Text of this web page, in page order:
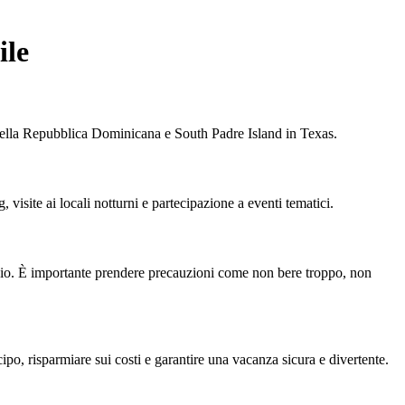
Repubblica Dominicana e South Padre Island in Texas.
visite ai locali notturni e partecipazione a eventi tematici.
È importante prendere precauzioni come non bere troppo, non
risparmiare sui costi e garantire una vacanza sicura e divertente.